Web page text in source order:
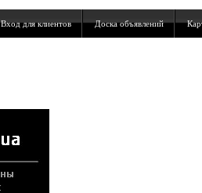
Вход для клиентов Доска объявлений